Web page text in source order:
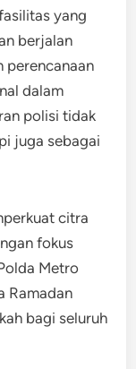
yang
berjalan
perencanaan
dalam
polisi tidak
juga sebagai
citra
fokus
Metro
Ramadan
bagi seluruh